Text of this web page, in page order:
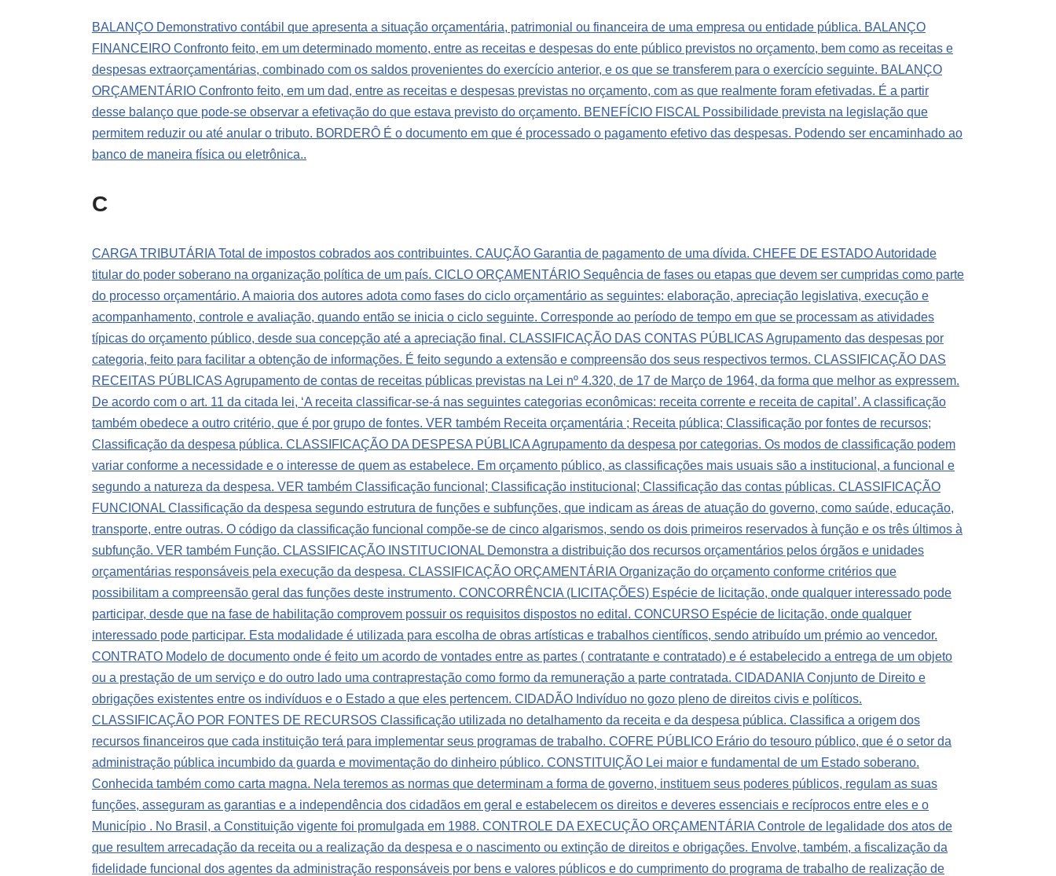
BALANÇO Demonstrativo contábil que apresenta a situação orçamentária, patrimonial ou financeira de uma empresa ou entidade pública. BALANÇO
FINANCEIRO Confronto feito, em um determinado momento, entre as receitas e despesas do ente público previstos no orçamento, bem como as receitas e
despesas extraorçamentárias, combinado com os saldos provenientes do exercício anterior, e os que se transferem para o exercício seguinte. BALANÇO
ORÇAMENTÁRIO Confronto feito, em um dad, entre as receitas e despesas previstas no orçamento, com as que realmente foram efetivadas. É a partir
desse balanço que pode-se observar a efetivação do que estava previsto do orçamento. BENEFÍCIO FISCAL Possibilidade prevista na legislação que
permitem reduzir ou até anular o tributo. BORDERÔ É o documento em que é processado o pagamento efetivo das despesas. Podendo ser encaminhado ao
banco de maneira física ou eletrônica..
C
CARGA TRIBUTÁRIA Total de impostos cobrados aos contribuintes. CAUÇÃO Garantia de pagamento de uma dívida. CHEFE DE ESTADO Autoridade
titular do poder soberano na organização política de um país. CICLO ORÇAMENTÁRIO Sequência de fases ou etapas que devem ser cumpridas como parte
do processo orçamentário. A maioria dos autores adota como fases do ciclo orçamentário as seguintes: elaboração, apreciação legislativa, execução e
acompanhamento, controle e avaliação, quando então se inicia o ciclo seguinte. Corresponde ao período de tempo em que se processam as atividades
típicas do orçamento público, desde sua concepção até a apreciação final. CLASSIFICAÇÃO DAS CONTAS PÚBLICAS Agrupamento das despesas por
categoria, feito para facilitar a obtenção de informações. É feito segundo a extensão e compreensão dos seus respectivos termos. CLASSIFICAÇÃO DAS
RECEITAS PÚBLICAS Agrupamento de contas de receitas públicas previstas na Lei nº 4.320, de 17 de Março de 1964, da forma que melhor as expressem.
De acordo com o art. 11 da citada lei, ‘A receita classificar-se-á nas seguintes categorias econômicas: receita corrente e receita de capital’. A classificação
também obedece a outro critério, que é por grupo de fontes. VER também Receita orçamentária ; Receita pública; Classificação por fontes de recursos;
Classificação da despesa pública. CLASSIFICAÇÃO DA DESPESA PÚBLICA Agrupamento da despesa por categorias. Os modos de classificação podem
variar conforme a necessidade e o interesse de quem as estabelece. Em orçamento público, as classificações mais usuais são a institucional, a funcional e
segundo a natureza da despesa. VER também Classificação funcional; Classificação institucional; Classificação das contas públicas. CLASSIFICAÇÃO
FUNCIONAL Classificação da despesa segundo estrutura de funções e subfunções, que indicam as áreas de atuação do governo, como saúde, educação,
transporte, entre outras. O código da classificação funcional compõe-se de cinco algarismos, sendo os dois primeiros reservados à função e os três últimos à
subfunção. VER também Função. CLASSIFICAÇÃO INSTITUCIONAL Demonstra a distribuição dos recursos orçamentários pelos órgãos e unidades
orçamentárias responsáveis pela execução da despesa. CLASSIFICAÇÃO ORÇAMENTÁRIA Organização do orçamento conforme critérios que
possibilitam a compreensão geral das funções deste instrumento. CONCORRÊNCIA (LICITAÇÕES) Espécie de licitação, onde qualquer interessado pode
participar, desde que na fase de habilitação comprovem possuir os requisitos dispostos no edital. CONCURSO Espécie de licitação, onde qualquer
interessado pode participar. Esta modalidade é utilizada para escolha de obras artísticas e trabalhos científicos, sendo atribuído um prémio ao vencedor.
CONTRATO Modelo de documento onde é feito um acordo de vontades entre as partes ( contratante e contratado) e é estabelecido a entrega de um objeto
ou a prestação de um serviço e do outro lado uma contraprestação como formo da remuneração a parte contratada. CIDADANIA Conjunto de Direito e
obrigações existentes entre os indivíduos e o Estado a que eles pertencem. CIDADÃO Indivíduo no gozo pleno de direitos civis e políticos.
CLASSIFICAÇÃO POR FONTES DE RECURSOS Classificação utilizada no detalhamento da receita e da despesa pública. Classifica a origem dos
recursos financeiros que cada instituição terá para implementar seus programas de trabalho. COFRE PÚBLICO Erário do tesouro público, que é o setor da
administração pública incumbido da guarda e movimentação do dinheiro público. CONSTITUIÇÃO Lei maior e fundamental de um Estado soberano.
Conhecida também como carta magna. Nela teremos as normas que determinam a forma de governo, instituem seus poderes públicos, regulam as suas
funções, asseguram as garantias e a independência dos cidadãos em geral e estabelecem os direitos e deveres essenciais e recíprocos entre eles e o
Município . No Brasil, a Constituição vigente foi promulgada em 1988. CONTROLE DA EXECUÇÃO ORÇAMENTÁRIA Controle de legalidade dos atos de
que resultem arrecadação da receita ou a realização da despesa e o nascimento ou extinção de direitos e obrigações. Envolve, também, a fiscalização da
fidelidade funcional dos agentes da administração responsáveis por bens e valores públicos e do cumprimento do programa de trabalho de realização de